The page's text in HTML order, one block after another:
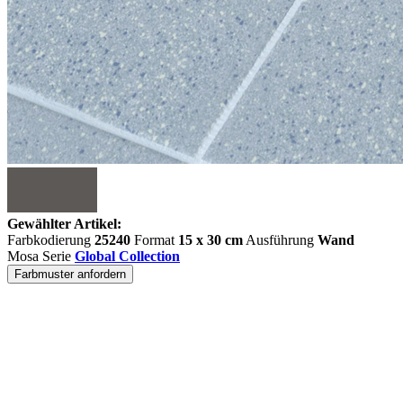
Gewählter Artikel:
Farbkodierung 25240 Format 15 x 30 cm Ausführung Wand
Mosa Serie Global Collection
Farbmuster anfordern